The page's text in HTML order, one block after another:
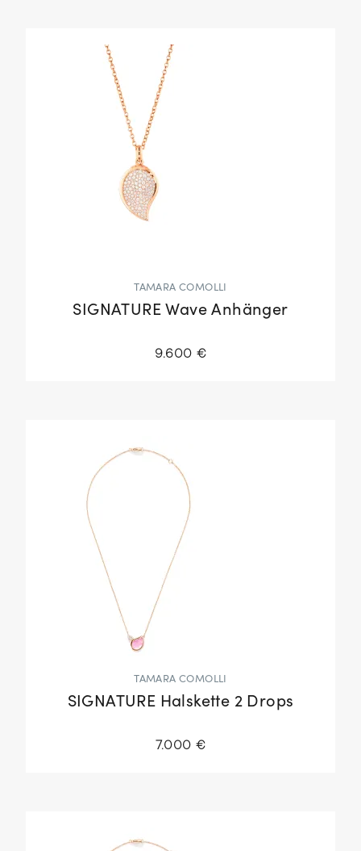
TAMARA COMOLLI
SIGNATURE Wave Anhänger
9.600 €
TAMARA COMOLLI
SIGNATURE Halskette 2 Drops
7.000 €